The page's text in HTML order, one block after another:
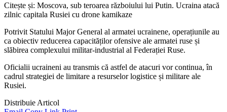
Citește și: Moscova, sub teroarea războiului lui Putin. Ucraina atacă
zilnic capitala Rusiei cu drone kamikaze
Potrivit Statului Major General al armatei ucrainene, operațiunile au
ca obiectiv reducerea capacităților ofensive ale armatei ruse și
slăbirea complexului militar-industrial al Federației Ruse.
Oficialii ucraineni au transmis că astfel de atacuri vor continua, în
cadrul strategiei de limitare a resurselor logistice și militare ale
Rusiei.
Distribuie Articol